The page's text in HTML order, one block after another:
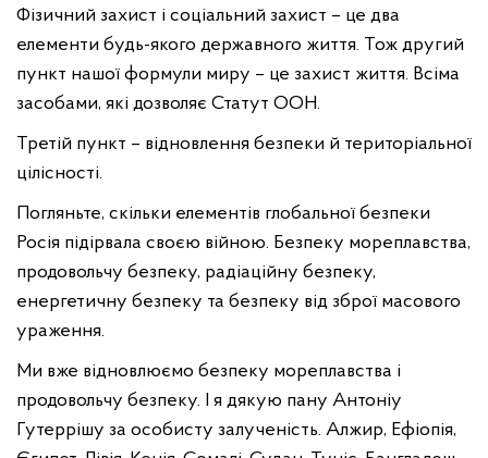
Фізичний захист і соціальний захист – це два
елементи будь-якого державного життя. Тож другий
пункт нашої формули миру – це захист життя. Всіма
засобами, які дозволяє Статут ООН.
Третій пункт – відновлення безпеки й територіальної
цілісності.
Погляньте, скільки елементів глобальної безпеки
Росія підірвала своєю війною. Безпеку мореплавства,
продовольчу безпеку, радіаційну безпеку,
енергетичну безпеку та безпеку від зброї масового
ураження.
Ми вже відновлюємо безпеку мореплавства і
продовольчу безпеку. І я дякую пану Антоніу
Гутеррішу за особисту залученість. Алжир, Ефіопія,